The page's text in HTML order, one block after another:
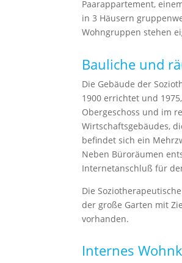
Paarappartement,
in 3 Häusern
Wohngruppen stehen
Bauliche und
Die Gebäude der
1900 errichtet und
Obergeschoss und im
Wirtschaftsgebäudes,
befindet sich ein
Neben Büroräumen
Internetanschluß für
Die
der große Garten mit
vorhanden.
Internes